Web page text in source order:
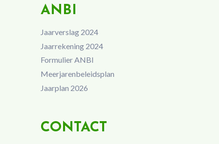
ANBI
Jaarverslag 2024
Jaarrekening 2024
Formulier ANBI
Meerjarenbeleidsplan
Jaarplan 2026
CONTACT